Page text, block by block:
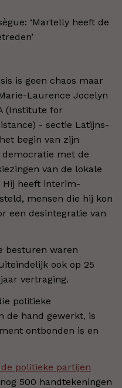
‘Martelly heeft de
is geen chaos maar
Laurence Jocelyn
(Institute for
- sectie Latijns-
begin van zijn
met de
van de lokale
Hij heeft interim-
mensen die hij kon
een desintegratie van
besturen waren
ook op 25
vertraging.
politieke
de hand gewerkt, is
ontbonden is en
politieke partijen
500 handtekeningen